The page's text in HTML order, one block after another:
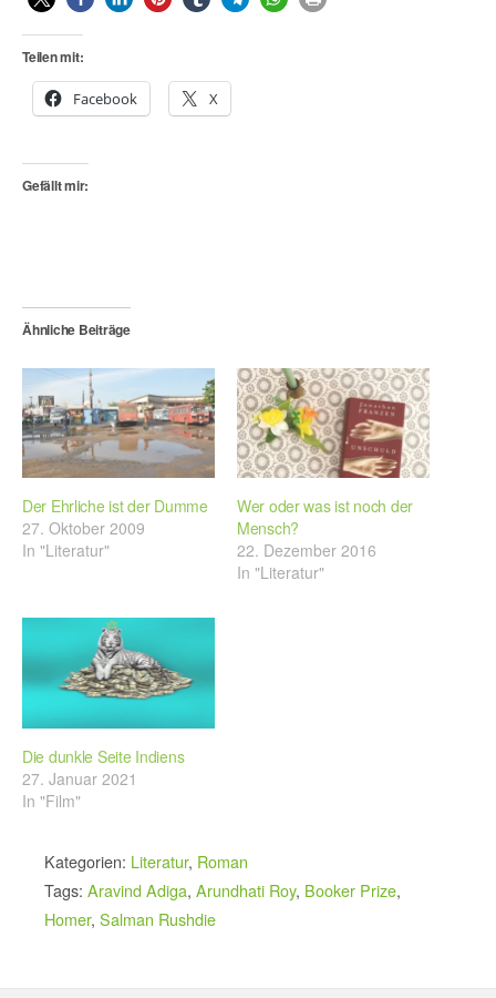
Teilen mit:
Facebook X
Gefällt mir:
Ähnliche Beiträge
Der Ehrliche ist der Dumme
27. Oktober 2009
In "Literatur"
Wer oder was ist noch der
Mensch?
22. Dezember 2016
In "Literatur"
Die dunkle Seite Indiens
27. Januar 2021
In "Film"
Kategorien: Literatur, Roman
Tags: Aravind Adiga, Arundhati Roy, Booker Prize,
Homer, Salman Rushdie